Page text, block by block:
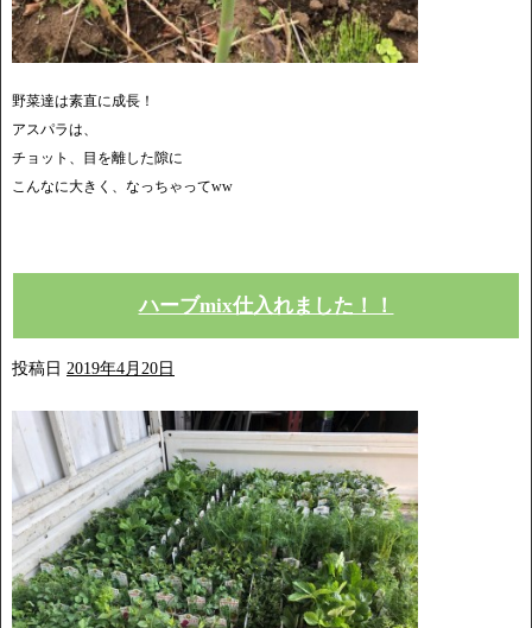
野菜達は素直に成長！
アスパラは、
チョット、目を離した隙に
こんなに大きく、なっちゃってww
ハーブmix仕入れました！！
投稿日 2019年4月20日